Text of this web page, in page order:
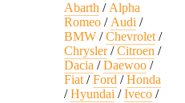
Abarth / Alpha
Romeo / Audi /
BMW /Chevrolet /
Chrysler/Citroen /
Dacia /Daewoo /
Fiat /Ford /Honda
/Hyundai /Iveco /